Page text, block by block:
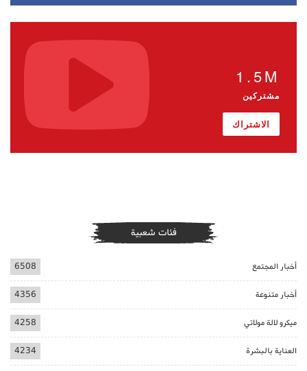
1.5M
مشتركين
الاشتراك
فئات شعبية
أخبار المجتمع 6508
أخبار متنوعة 4356
ميكرو لالة مولاتي 4258
العناية بالبشرة 4234